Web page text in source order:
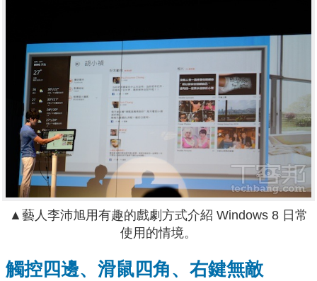
▲藝人李沛旭用有趣的戲劇方式介紹 Windows 8 日常
使用的情境。
觸控四邊、滑鼠四角、右鍵無敵